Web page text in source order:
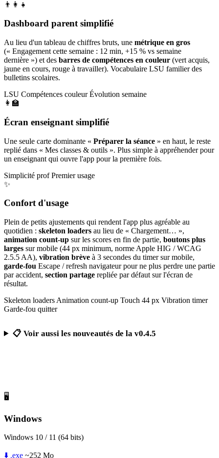
👨‍👩‍👧
Dashboard parent simplifié
Au lieu d'un tableau de chiffres bruts, une métrique en gros
(« Engagement cette semaine : 12 min, +15 % vs semaine
dernière ») et des barres de compétences en couleur (vert acquis,
jaune en cours, rouge à travailler). Vocabulaire LSU familier des
bulletins scolaires.
LSU Compétences couleur Évolution semaine
👩‍🏫
Écran enseignant simplifié
Une seule carte dominante « Préparer la séance » en haut, le reste
replié dans « Mes classes & outils ». Plus simple à appréhender pour
un enseignant qui ouvre l'app pour la première fois.
Simplicité prof Premier usage
✨
Confort d'usage
Plein de petits ajustements qui rendent l'app plus agréable au
quotidien : skeleton loaders au lieu de « Chargement… »,
animation count-up sur les scores en fin de partie, boutons plus
larges sur mobile (44 px minimum, norme Apple HIG / WCAG
2.5.5 AA), vibration brève à 3 secondes du timer sur mobile,
garde-fou Escape / refresh navigateur pour ne plus perdre une partie
par accident, section partage repliée par défaut sur l'écran de
résultat.
Skeleton loaders Animation count-up Touch 44 px Vibration timer
Garde-fou quitter
📋 Voir aussi les nouveautés de la v0.4.5
🖥️
Windows
Windows 10 / 11 (64 bits)
⬇️ .exe ~252 Mo